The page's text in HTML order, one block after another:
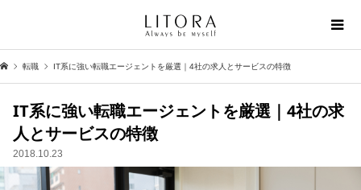
転職 IT系に強い転職エージェントを厳選｜4社の求人とサービスの特徴
IT系に強い転職エージェントを厳選｜4社の求
人とサービスの特徴
2018.10.23